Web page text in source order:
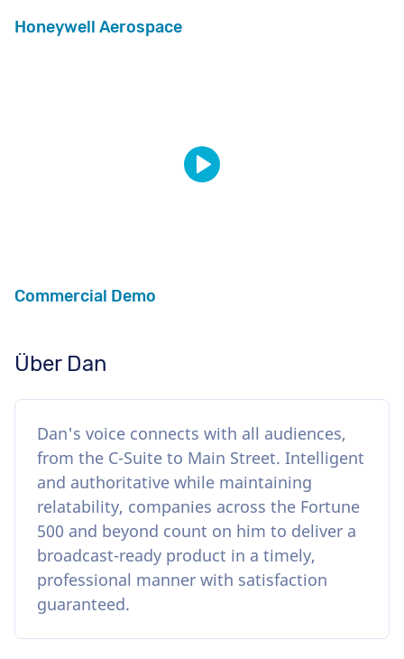
Honeywell Aerospace
Commercial Demo
Über Dan
Dan's voice connects with all audiences,
from the C-Suite to Main Street. Intelligent
and authoritative while maintaining
relatability, companies across the Fortune
500 and beyond count on him to deliver a
broadcast-ready product in a timely,
professional manner with satisfaction
guaranteed.